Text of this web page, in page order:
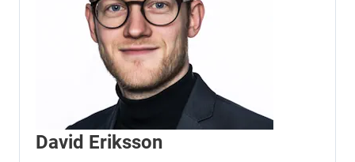
David Eriksson